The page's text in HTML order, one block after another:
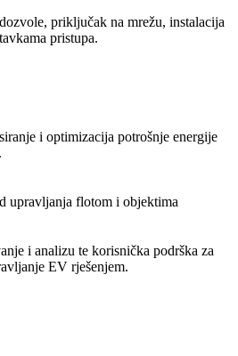
priključak na mrežu, instalacija
pristupa.
i optimizacija potrošnje energije
upravljanja flotom i objektima
i analizu te korisnička podrška za
EV rješenjem.